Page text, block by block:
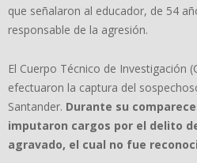
que señalaron al educador, de 54
responsable de la agresión.
El Cuerpo Técnico de Investigación
efectuaron la captura del
Santander. Durante su
imputaron cargos por el delito
agravado, el cual no fue